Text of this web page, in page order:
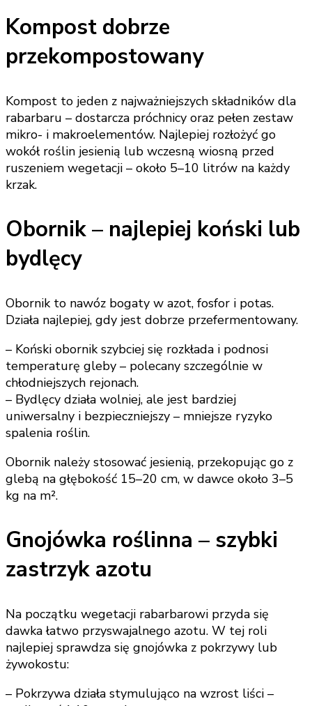
Kompost dobrze
przekompostowany
Kompost to jeden z najważniejszych składników dla
rabarbaru – dostarcza próchnicy oraz pełen zestaw
mikro- i makroelementów. Najlepiej rozłożyć go
wokół roślin jesienią lub wczesną wiosną przed
ruszeniem wegetacji – około 5–10 litrów na każdy
krzak.
Obornik – najlepiej koński lub
bydlęcy
Obornik to nawóz bogaty w azot, fosfor i potas.
Działa najlepiej, gdy jest dobrze przefermentowany.
– Koński obornik szybciej się rozkłada i podnosi
temperaturę gleby – polecany szczególnie w
chłodniejszych rejonach.
– Bydlęcy działa wolniej, ale jest bardziej
uniwersalny i bezpieczniejszy – mniejsze ryzyko
spalenia roślin.
Obornik należy stosować jesienią, przekopując go z
glebą na głębokość 15–20 cm, w dawce około 3–5
kg na m².
Gnojówka roślinna – szybki
zastrzyk azotu
Na początku wegetacji rabarbarowi przyda się
dawka łatwo przyswajalnego azotu. W tej roli
najlepiej sprawdza się gnojówka z pokrzywy lub
żywokostu:
– Pokrzywa działa stymulująco na wzrost liści –